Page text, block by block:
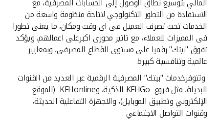
تركيا
مصر
المملكة المتحدة
مملكة البحرين
الاستفادة من التطور التكنولوجي لاتاحة منظومة واسعة من
الخدمات تحت تصرف العميل فى اى وقت ومكان، ما يعنى تطورا
فى المميزات للعملاء، مع تاثير محورى اكبرعلى اعمالهم، ويؤكد
تفوق "بيتك" رقميا على مستوى القطاع المصرفى، وبمعايير
عالمية وتنافسية كبيرة.
وتتوفرخدمات "بيتك" المصرفية الرقمية عبر العديد من القنوات
البديلة، مثل فروع KFHGo الذكية، وKFHonline (الموقع
الإلكتروني وتطبيق الموبايل)، والاجهزة التفاعلية الحديثة،
وقنوات التواصل الاجتماعي .